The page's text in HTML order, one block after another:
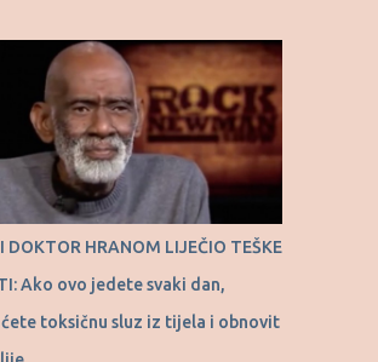
procesu govorio je u “RTS
dao je dr Dragan Ivanov,
interne medicine. (Tekst se
ispod) “Hajde da vas naučim kako
čokolada. Uzme se čokolada za
crna čokolada, uzme se jedna
i jedno tri minuta se ta kockica, kao
rastapa u ustima. Onda uzmemo
kockice i opet tako sisamo.
slatko nalazi se u ustima, ne u
što se duže te male količine
DOKTOR HRANOM LIJEČIO TEŠKE
Ako ovo jedete svaki dan,
toksičnu sluz iz tijela i obnovit